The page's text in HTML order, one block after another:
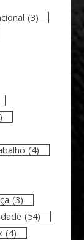
(3)
(4)
(3)
(54)
(4)